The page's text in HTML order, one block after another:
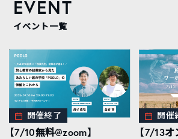
EVENT
イベント一覧
開催終了
【7/10無料@zoom】
開催
【7/13